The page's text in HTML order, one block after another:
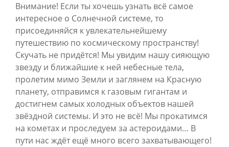
Внимание! Если ты хочешь узнать всё самое
интересное о Солнечной системе, то
присоединяйся к увлекательнейшему
путешествию по космическому пространству!
Скучать не придётся! Мы увидим нашу сияющую
звезду и ближайшие к ней небесные тела,
пролетим мимо Земли и заглянем на Красную
планету, отправимся к газовым гигантам и
достигнем самых холодных объектов нашей
звёздной системы. И это не всё! Мы прокатимся
на кометах и проследуем за астероидами… В
пути нас ждёт ещё много всего захватывающего!